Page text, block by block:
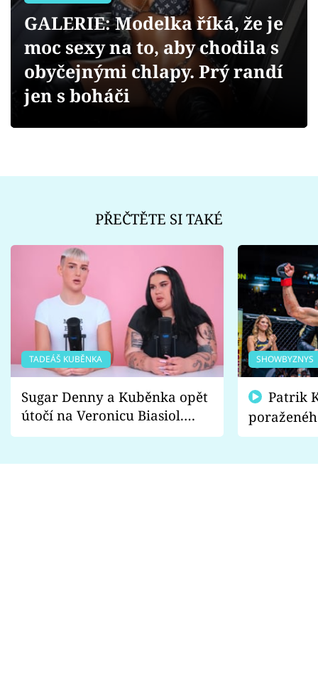
Sledujte prima+
GALERIE: Modelka říká, že je
moc sexy na to, aby chodila s
obyčejnými chlapy. Prý randí
jen s boháči
PŘEČTĚTE SI TAKÉ
TADEÁŠ KUBĚNKA
Sugar Denny a Kuběnka opět
útočí na Veronicu Biasiol.
Proč je podle nich falešná a
SHOWBYZNYS
fanoušci